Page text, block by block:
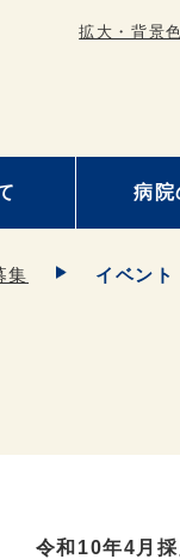
拡大・背景
病院
集 イベント
令和10年4月